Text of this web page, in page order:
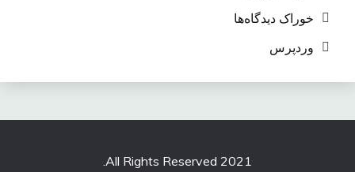
خوراک دیدگاه‌ها
وردپرس
All Rights Reserved 2021.